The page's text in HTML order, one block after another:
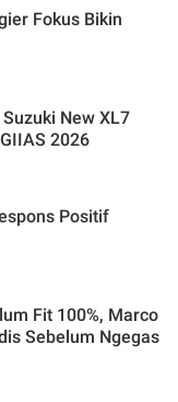
Fokus Bikin
New XL7
2026
Positif
Fit 100%, Marco
Sebelum Ngegas